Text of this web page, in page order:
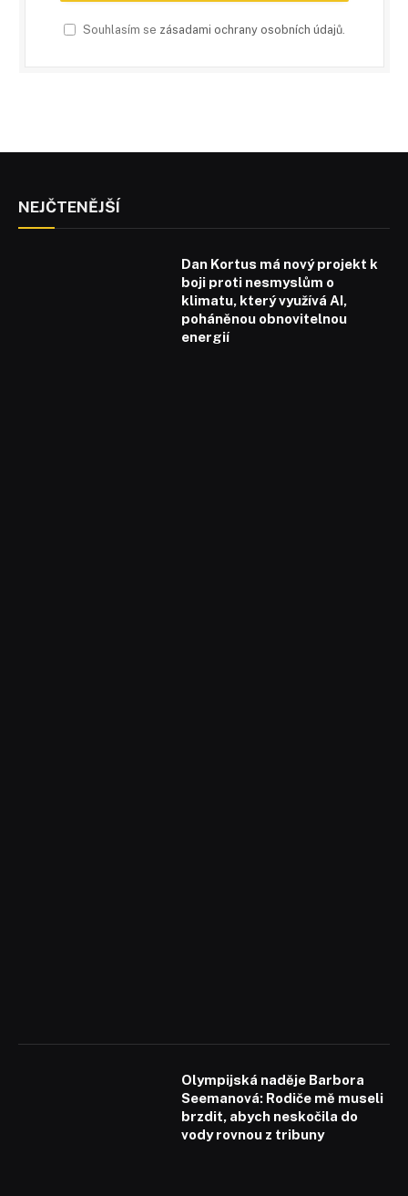
Souhlasím se zásadami ochrany osobních údajů.
NEJČTENĚJŠÍ
Dan Kortus má nový projekt k
boji proti nesmyslům o
klimatu, který využívá AI,
poháněnou obnovitelnou
energií
Olympijská naděje Barbora
Seemanová: Rodiče mě museli
brzdit, abych neskočila do
vody rovnou z tribuny